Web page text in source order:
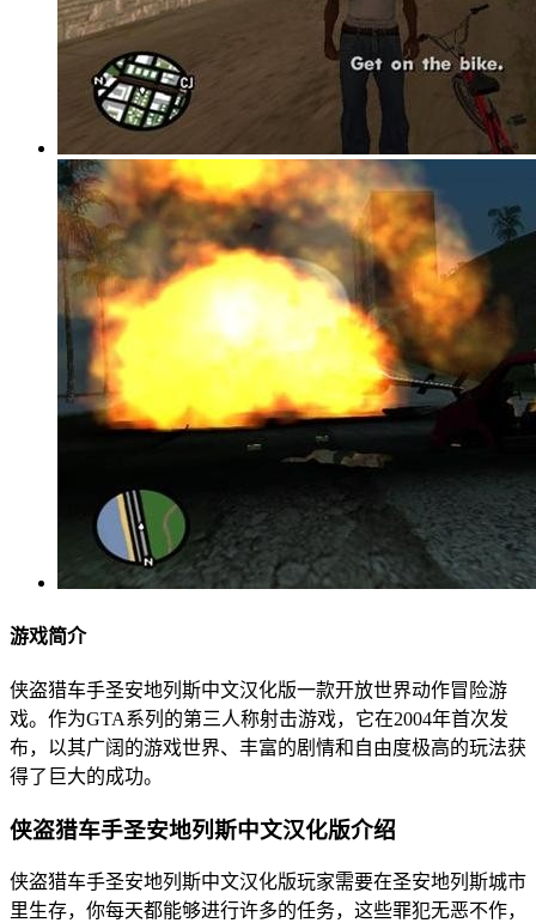
游戏简介
侠盗猎车手圣安地列斯中文汉化版一款开放世界动作冒险游
戏。作为GTA系列的第三人称射击游戏，它在2004年首次发
布，以其广阔的游戏世界、丰富的剧情和自由度极高的玩法获
得了巨大的成功。
侠盗猎车手圣安地列斯中文汉化版介绍
侠盗猎车手圣安地列斯中文汉化版玩家需要在圣安地列斯城市
里生存，你每天都能够进行许多的任务，这些罪犯无恶不作，